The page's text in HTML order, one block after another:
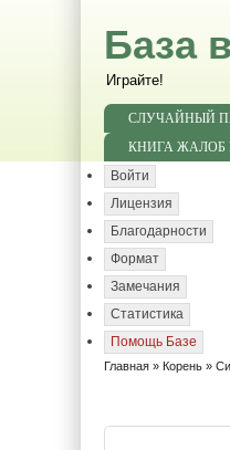
База
Играйте!
СЛУЧАЙНЫЙ
КНИГА ЖАЛОБ
Войти
Лицензия
Благодарности
Формат
Замечания
Статистика
Помощь Базе
Главная » Корень »